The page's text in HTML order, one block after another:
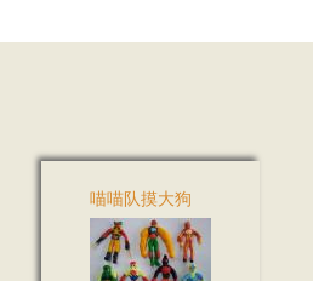
喵喵队摸大狗